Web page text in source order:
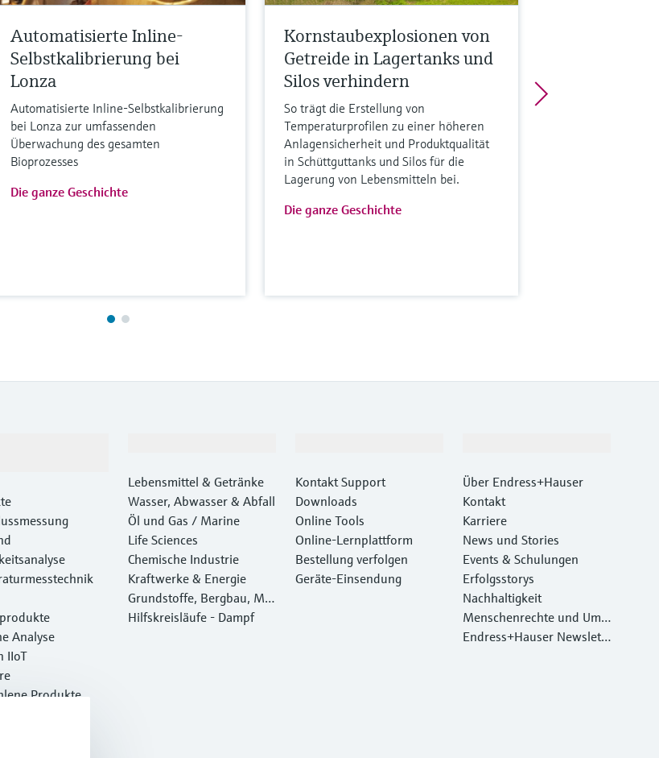
Automatisierte Inline-
Selbstkalibrierung bei
Lonza
Automatisierte Inline-Selbstkalibrierung
bei Lonza zur umfassenden
Überwachung des gesamten
Bioprozesses
Die ganze Geschichte
Kornstaubexplosionen von
Getreide in Lagertanks und
Silos verhindern
So trägt die Erstellung von
Temperaturprofilen zu einer höheren
Anlagensicherheit und Produktqualität
in Schüttguttanks und Silos für die
Lagerung von Lebensmitteln bei.
Die ganze Geschichte
Analyse
IIoT
Produkte
Lebensmittel & Getränke
Wasser, Abwasser & Abfall
Öl und Gas / Marine
Life Sciences
Chemische Industrie
Kraftwerke & Energie
Grundstoffe, Bergbau, Met
alle
Hilfskreisläufe - Dampf
Kontakt Support
Downloads
Online Tools
Online-Lernplattform
Bestellung verfolgen
Geräte‑Einsendung
Über Endress+Hauser
Kontakt
Karriere
News und Stories
Events & Schulungen
Erfolgsstorys
Nachhaltigkeit
Menschenrechte und Umw
eltschutz
Endress+Hauser Newslett